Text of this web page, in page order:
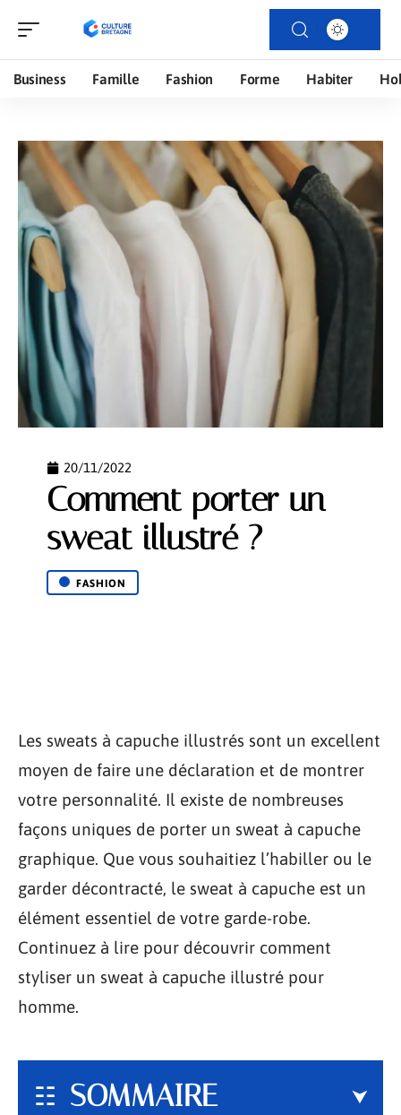
Business Famille Fashion Forme Habiter
20/11/2022
Comment porter un
sweat illustré ?
FASHION
Les sweats à capuche illustrés sont un excellent
moyen de faire une déclaration et de montrer
votre personnalité. Il existe de nombreuses
façons uniques de porter un sweat à capuche
graphique. Que vous souhaitiez l’habiller ou le
garder décontracté, le sweat à capuche est un
élément essentiel de votre garde-robe.
Continuez à lire pour découvrir comment
styliser un sweat à capuche illustré pour
homme.
SOMMAIRE